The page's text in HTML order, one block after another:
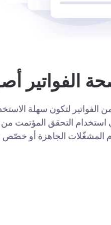
الفواتير
لتكون سهلة
التحقق المؤتمت من
المشغّلات الجاهزة أو